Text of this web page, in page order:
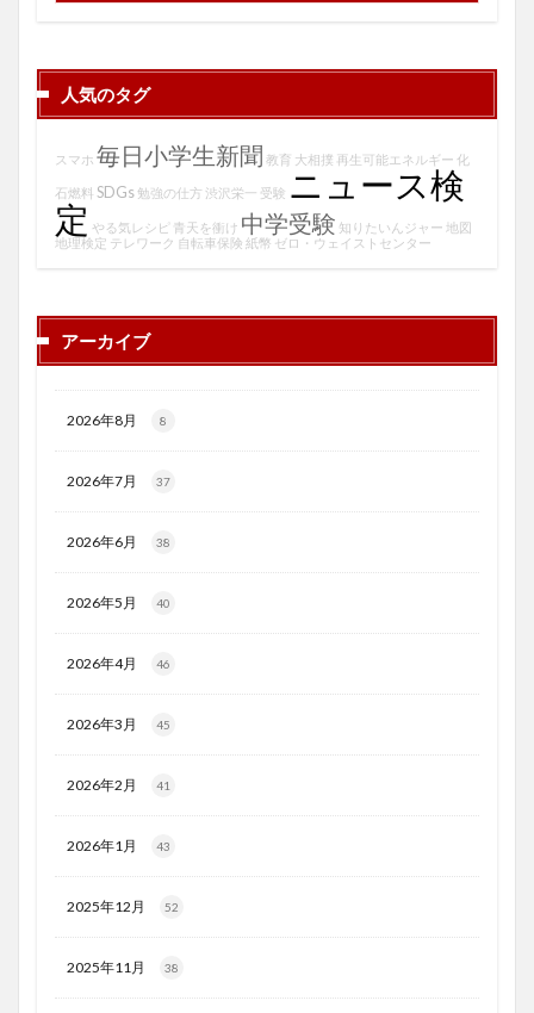
人気のタグ
スマホ 毎日小学生新聞 教育 大相撲 再生可能エネルギー 化
石燃料 SDGs 勉強の仕方 渋沢栄一 受験 ニュース検
定 やる気レシピ 青天を衝け 中学受験 知りたいんジャー 地図
地理検定 テレワーク 自転車保険 紙幣 ゼロ・ウェイストセンター
アーカイブ
2026年8月 8
2026年7月 37
2026年6月 38
2026年5月 40
2026年4月 46
2026年3月 45
2026年2月 41
2026年1月 43
2025年12月 52
2025年11月 38